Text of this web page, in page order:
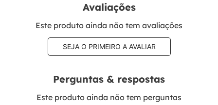
Avaliações
Este produto ainda não tem avaliações
SEJA O PRIMEIRO A AVALIAR
Perguntas & respostas
Este produto ainda não tem perguntas